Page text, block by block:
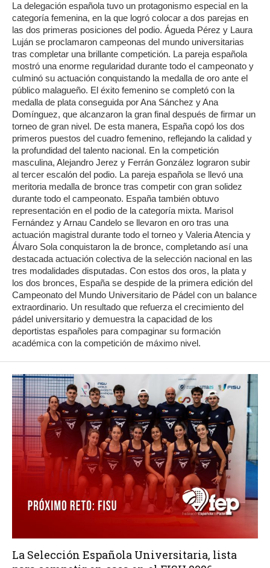
La delegación española tuvo un protagonismo especial en la
categoría femenina, en la que logró colocar a dos parejas en
las dos primeras posiciones del podio. Águeda Pérez y Laura
Luján se proclamaron campeonas del mundo universitarias
tras completar una brillante competición. La pareja española
mostró una enorme regularidad durante todo el campeonato y
culminó su actuación conquistando la medalla de oro ante el
público malagueño. El éxito femenino se completó con la
medalla de plata conseguida por Ana Sánchez y Ana
Domínguez, que alcanzaron la gran final después de firmar un
torneo de gran nivel. De esta manera, España copó los dos
primeros puestos del cuadro femenino, reflejando la calidad y
la profundidad del talento nacional. En la competición
masculina, Alejandro Jerez y Ferrán González lograron subir
al tercer escalón del podio. La pareja española se llevó una
meritoria medalla de bronce tras competir con gran solidez
durante todo el campeonato. España también obtuvo
representación en el podio de la categoría mixta. Marisol
Fernández y Arnau Candelo se llevaron en oro tras una
actuación magistral durante todo el torneo y Valeria Atencia y
Álvaro Sola conquistaron la de bronce, completando así una
destacada actuación colectiva de la selección nacional en las
tres modalidades disputadas. Con estos dos oros, la plata y
los dos bronces, España se despide de la primera edición del
Campeonato del Mundo Universitario de Pádel con un balance
extraordinario. Un resultado que refuerza el crecimiento del
pádel universitario y demuestra la capacidad de los
deportistas españoles para compaginar su formación
académica con la competición de máximo nivel.
La Selección Española Universitaria, lista